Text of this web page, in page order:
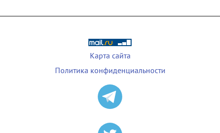
Карта сайта
Политика конфиденциальности